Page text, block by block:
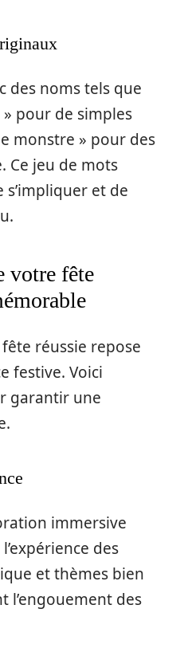
des noms tels que
pour de simples
monstre » pour des
Ce jeu de mots
et de
votre fête
réussie repose
festive. Voici
garantir une
immersive
des
et thèmes bien
l’engouement des